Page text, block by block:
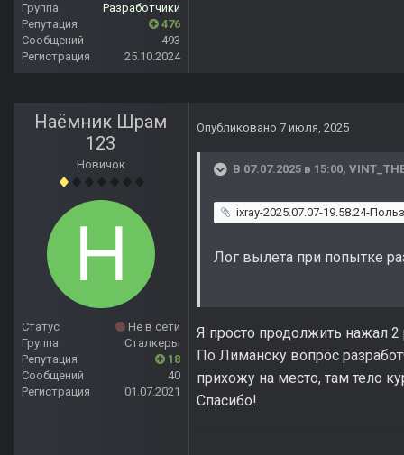
Группа
Разработчики
Репутация
476
Сообщений
493
Регистрация
25.10.2024
Наёмник Шрам
123
Новичок
Статус
Не в сети
Группа
Сталкеры
Репутация
18
Сообщений
40
Регистрация
01.07.2021
Опубликовано 7 июля, 2025
В 07.07.2025 в 15:00,
ixray-2025.07.07-19.58.24-
Лог вылета при попытке
Я просто продолжить нажал
По Лиманску вопрос
прихожу на место, там тело
Спасибо!